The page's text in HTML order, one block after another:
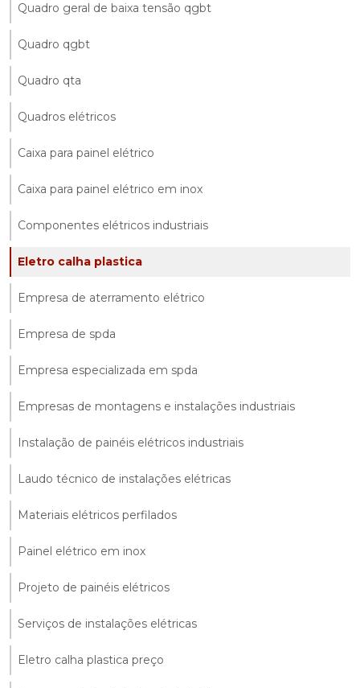
Quadro geral de baixa tensão qgbt
Quadro qgbt
Quadro qta
Quadros elétricos
Caixa para painel elétrico
Caixa para painel elétrico em inox
Componentes elétricos industriais
Eletro calha plastica
Empresa de aterramento elétrico
Empresa de spda
Empresa especializada em spda
Empresas de montagens e instalações industriais
Instalação de painéis elétricos industriais
Laudo técnico de instalações elétricas
Materiais elétricos perfilados
Painel elétrico em inox
Projeto de painéis elétricos
Serviços de instalações elétricas
Eletro calha plastica preço